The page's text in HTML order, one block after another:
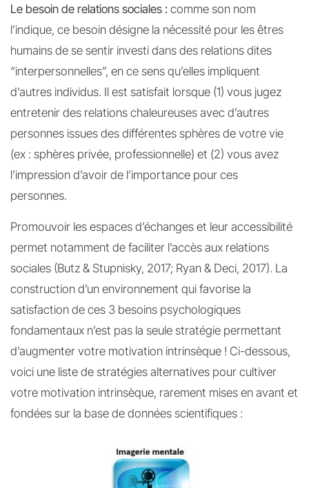
Le besoin de relations sociales : comme son nom
l’indique, ce besoin désigne la nécessité pour les êtres
humains de se sentir investi dans des relations dites
“interpersonnelles”, en ce sens qu’elles impliquent
d’autres individus. Il est satisfait lorsque (1) vous jugez
entretenir des relations chaleureuses avec d’autres
personnes issues des différentes sphères de votre vie
(ex : sphères privée, professionnelle) et (2) vous avez
l’impression d’avoir de l’importance pour ces
personnes.
Promouvoir les espaces d’échanges et leur accessibilité
permet notamment de faciliter l’accès aux relations
sociales (Butz & Stupnisky, 2017; Ryan & Deci, 2017). La
construction d’un environnement qui favorise la
satisfaction de ces 3 besoins psychologiques
fondamentaux n’est pas la seule stratégie permettant
d’augmenter votre motivation intrinsèque ! Ci-dessous,
voici une liste de stratégies alternatives pour cultiver
votre motivation intrinsèque, rarement mises en avant et
fondées sur la base de données scientifiques :